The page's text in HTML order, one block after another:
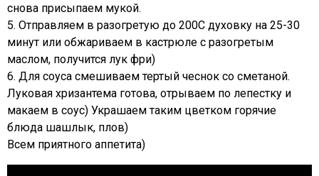
снова присыпаем мукой.
5. Отправляем в разогретую до 200С духовку на 25-30
минут или обжариваем в кастрюле с разогретым
маслом, получится лук фри)
6. Для соуса смешиваем тертый чеснок со сметаной.
Луковая хризантема готова, отрываем по лепестку и
макаем в соус) Украшаем таким цветком горячие
блюда шашлык, плов)
Всем приятного аппетита)